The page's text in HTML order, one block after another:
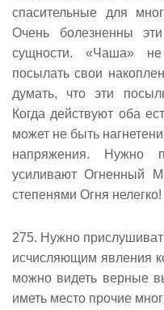
спасительные для
Очень болезненны
сущности. «Чаша»
посылать свои
думать, что эти
Когда действуют оба
может не быть
напряжения. Нужно
усиливают Огненный
степенями Огня нелегко!
275. Нужно
исчисляющим явления
можно видеть верные
иметь место прочие